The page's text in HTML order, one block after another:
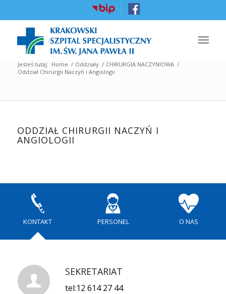
Jesteś tutaj: Home / Oddziały / CHIRURGIA NACZYNIOWA /
Oddział Chirurgii Naczyń i Angiologii
ODDZIAŁ CHIRURGII NACZYŃ I
ANGIOLOGII
KONTAKT PERSONEL O NAS
SEKRETARIAT
tel:12 614 27 44